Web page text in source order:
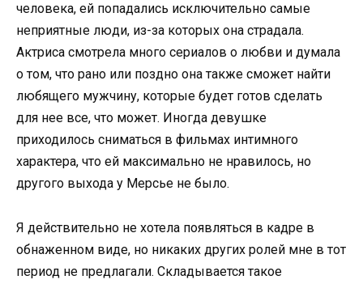
человека, ей попадались исключительно самые
неприятные люди, из-за которых она страдала.
Актриса смотрела много сериалов о любви и думала
о том, что рано или поздно она также сможет найти
любящего мужчину, которые будет готов сделать
для нее все, что может. Иногда девушке
приходилось сниматься в фильмах интимного
характера, что ей максимально не нравилось, но
другого выхода у Мерсье не было.
Я действительно не хотела появляться в кадре в
обнаженном виде, но никаких других ролей мне в тот
период не предлагали. Складывается такое